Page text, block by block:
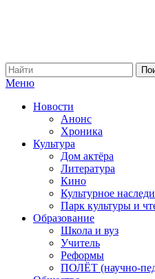
Меню
Новости
Анонс
Хроника
Культура
Дом актёра
Литература
Кино
Культурное
Парк культуры и
Образование
Школа и вуз
Учитель
Реформы
ПОЛЁТ (научно-